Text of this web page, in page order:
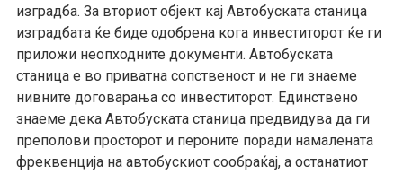
изградба. За вториот објект кај Автобуската станица
изградбата ќе биде одобрена кога инвеститорот ќе ги
приложи неопходните документи. Автобуската
станица е во приватна сопственост и не ги знаеме
нивните договарања со инвеститорот. Единствено
знаеме дека Автобуската станица предвидува да ги
преполови просторот и пероните поради намалената
фреквенцијана автобускиотсообраќај, а останатиот